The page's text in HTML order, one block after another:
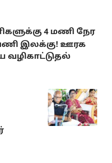
4 மணி நேர
இலக்கு! ஊரக
வழிகாட்டுதல்